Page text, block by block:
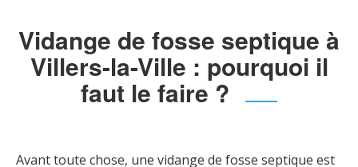
Vidange de fosse septique à
Villers-la-Ville : pourquoi il
faut le faire ?
Avant toute chose, une vidange de fosse septique est